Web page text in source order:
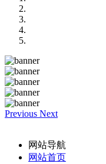
Previous Next
网站导航
网站首页